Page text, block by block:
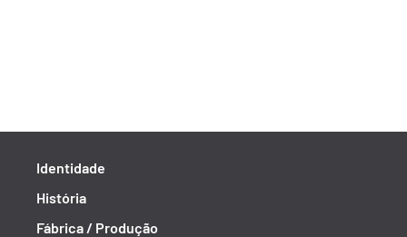
Identidade
História
Fábrica / Produção